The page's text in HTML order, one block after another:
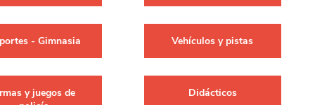
- Gimnasia Vehículos y pistas
y juegos de
Didácticos